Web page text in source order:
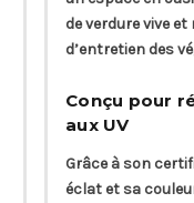
de verdure vive
d’entretien des
Conçu pour
aux UV
Grâce à son
éclat et sa